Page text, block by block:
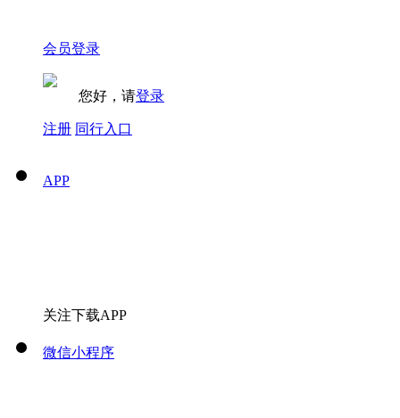
会员登录
您好，请登录
注册 同行入口
APP
关注下载APP
微信小程序